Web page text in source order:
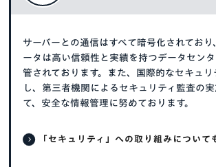
サーバーとの通信はすべて暗号化されてお
ータは高い信頼性と実績を持つデータセン
管されております。また、国際的なセキュリ
し、第三者機関によるセキュリティ監査の
て、安全な情報管理に努めております。
「セキュリティ」への取り組みについて